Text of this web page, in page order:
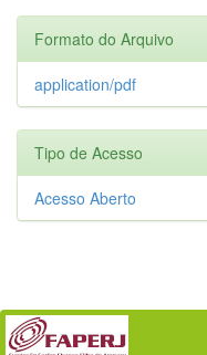
Formato do Arquivo
application/pdf
Tipo de Acesso
Acesso Aberto